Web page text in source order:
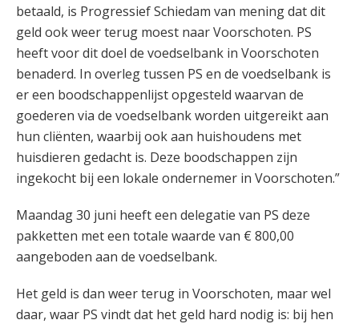
betaald, is Progressief Schiedam van mening dat dit
geld ook weer terug moest naar Voorschoten. PS
heeft voor dit doel de voedselbank in Voorschoten
benaderd. In overleg tussen PS en de voedselbank is
er een boodschappenlijst opgesteld waarvan de
goederen via de voedselbank worden uitgereikt aan
hun cliënten, waarbij ook aan huishoudens met
huisdieren gedacht is. Deze boodschappen zijn
ingekocht bij een lokale ondernemer in Voorschoten.”
Maandag 30 juni heeft een delegatie van PS deze
pakketten met een totale waarde van € 800,00
aangeboden aan de voedselbank.
Het geld is dan weer terug in Voorschoten, maar wel
daar, waar PS vindt dat het geld hard nodig is: bij hen